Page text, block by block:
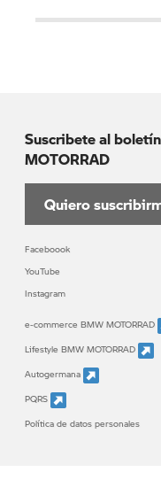
Suscribete al
MOTORRAD
Quiero
Faceboook
YouTube
Instagram
e-commerce BMW MOTORRAD
Lifestyle BMW MOTORRAD
Autogermana
PQRS
Política de datos personales